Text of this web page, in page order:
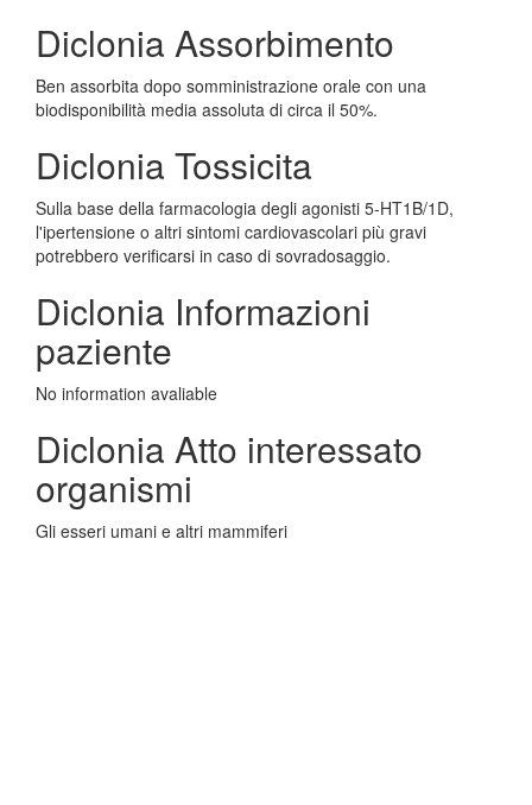
Diclonia Assorbimento
Ben assorbita dopo somministrazione orale con una
biodisponibilità media assoluta di circa il 50%.
Diclonia Tossicita
Sulla base della farmacologia degli agonisti 5-HT1B/1D,
l'ipertensione o altri sintomi cardiovascolari più gravi
potrebbero verificarsi in caso di sovradosaggio.
Diclonia Informazioni
paziente
No information avaliable
Diclonia Atto interessato
organismi
Gli esseri umani e altri mammiferi